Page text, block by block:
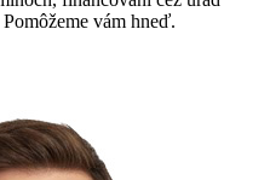
vám hneď.